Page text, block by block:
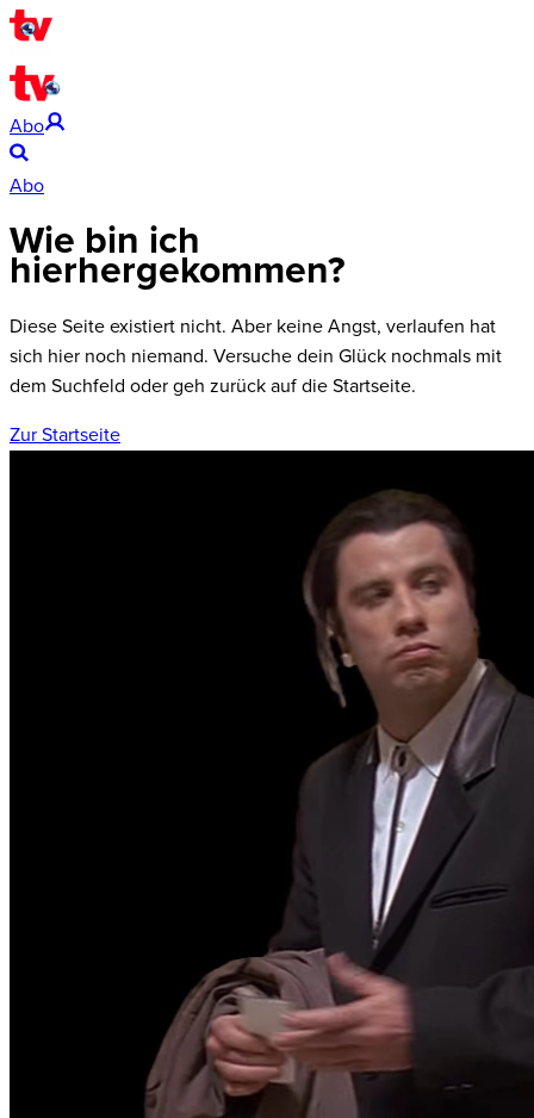
Abo
Abo
Wie bin ich
hierhergekommen?
Diese Seite existiert nicht. Aber keine Angst, verlaufen hat
sich hier noch niemand. Versuche dein Glück nochmals mit
dem Suchfeld oder geh zurück auf die Startseite.
Zur Startseite